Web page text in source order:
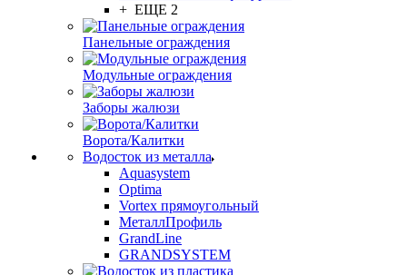
+ ЕЩЕ 2
Панельные ограждения
Модульные ограждения
Заборы жалюзи
Ворота/Калитки
Водосток из металла
Aquasystem
Optima
Vortex прямоугольный
МеталлПрофиль
GrandLine
GRANDSYSTEM